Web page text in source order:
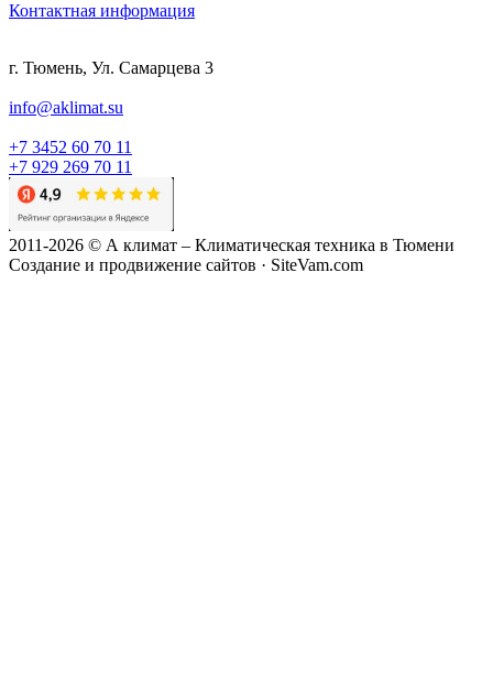
Контактная информация
г. Тюмень, Ул. Самарцева 3
info@aklimat.su
+7 3452 60 70 11
+7 929 269 70 11
2011-2026 © А климат – Климатическая техника в Тюмени
Создание и продвижение сайтов · SiteVam.com